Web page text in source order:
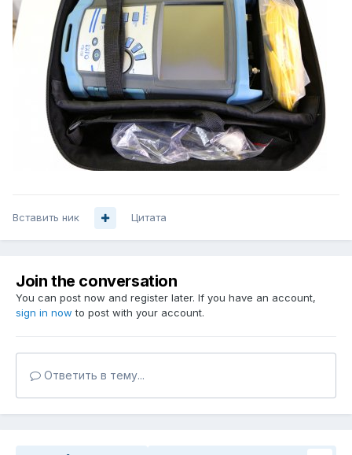
Вставить ник Цитата
Join the conversation
You can post now and register later. If you have an account,
sign in now to post with your account.
Ответить в тему...